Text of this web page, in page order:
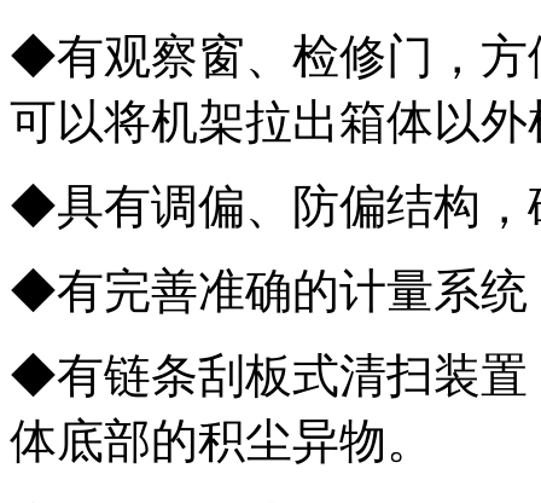
◆有观察窗、检修门，方
可以将机架拉出箱体以外
◆具有调偏、防偏结构，
◆有完善准确的计量系统
◆有链条刮板式清扫装置
体底部的积尘异物。